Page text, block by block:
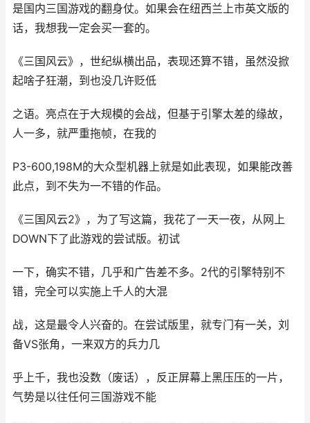
是国内三国游戏的翻身仗。如果会在纽西兰上市英文版的
话，我想我一定会买一套的。
《三国风云》，世纪纵横出品，表现还算不错，虽然没掀
起啥子狂潮，到也没几许贬低
之语。亮点在于大规模的会战，但基于引擎太差的缘故，
人一多，就严重拖帧，在我的
P3-600,198M的大众型机器上就是如此表现，如果能改善
此点，到不失为一不错的作品。
《三国风云2》，为了写这篇，我花了一天一夜，从网上
DOWN下了此游戏的尝试版。初试
一下，确实不错，几乎和广告差不多。2代的引擎特别不
错，完全可以实施上千人的大混
战，这是最令人兴奋的。在尝试版里，就专门有一关，刘
备VS张角，一来双方的兵力几
乎上千，我也没数（废话），反正屏幕上黑压压的一片，
气势是以往任何三国游戏不能